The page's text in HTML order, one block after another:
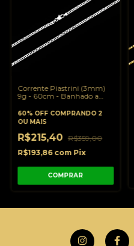
Corrente Piastrini (3mm)
9g - 60cm - Banhado a
60% OFF COMPRANDO 2
OU MAIS
R$215,40 R$359,00
R$193,86 com Pix